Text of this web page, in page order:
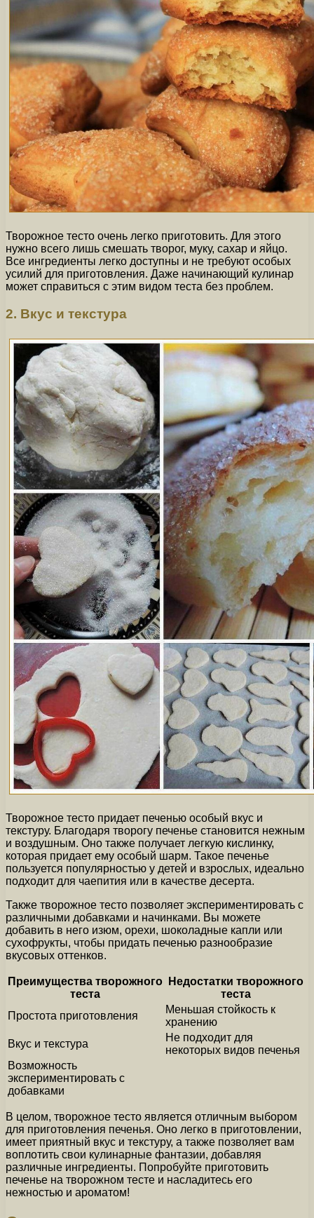
Творожное тесто очень легко приготовить. Для этого
нужно всего лишь смешать творог, муку, сахар и яйцо.
Все ингредиенты легко доступны и не требуют особых
усилий для приготовления. Даже начинающий кулинар
может справиться с этим видом теста без проблем.
2. Вкус и текстура
Творожное тесто придает печенью особый вкус и
текстуру. Благодаря творогу печенье становится нежным
и воздушным. Оно также получает легкую кислинку,
которая придает ему особый шарм. Такое печенье
пользуется популярностью у детей и взрослых, идеально
подходит для чаепития или в качестве десерта.
Также творожное тесто позволяет экспериментировать с
различными добавками и начинками. Вы можете
добавить в него изюм, орехи, шоколадные капли или
сухофрукты, чтобы придать печенью разнообразие
вкусовых оттенков.
Преимущества творожного
теста
Недостатки творожного
теста
Простота приготовления
Меньшая стойкость к
хранению
Вкус и текстура
Не подходит для
некоторых видов печенья
Возможность
экспериментировать с
добавками
В целом, творожное тесто является отличным выбором
для приготовления печенья. Оно легко в приготовлении,
имеет приятный вкус и текстуру, а также позволяет вам
воплотить свои кулинарные фантазии, добавляя
различные ингредиенты. Попробуйте приготовить
печенье на творожном тесте и насладитесь его
нежностью и ароматом!